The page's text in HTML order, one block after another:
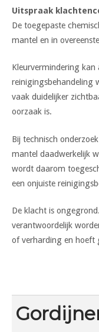
Uitspraak
De toegepaste
mantel en in
Kleurvermindering
reinigingsbehandeling
vaak duidelijker
oorzaak is.
Bij technisch
mantel daadwerkelijk
wordt daarom
een onjuiste
De klacht is
verantwoordelijk
of verharding en hoeft